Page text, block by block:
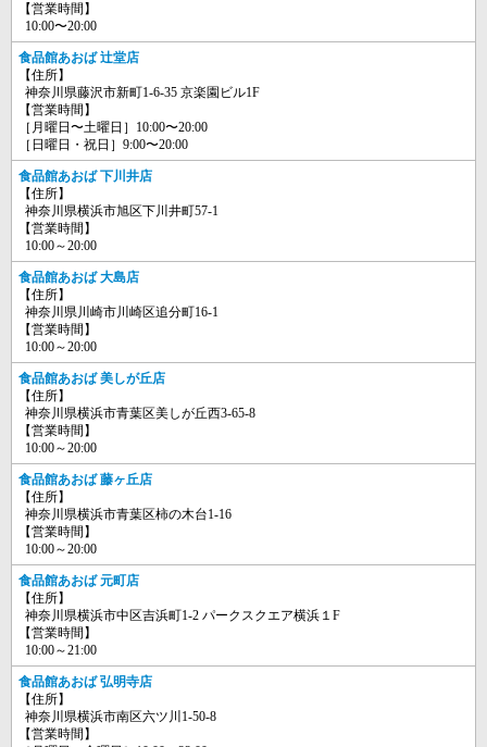
【営業時間】
10:00〜20:00
食品館あおば 辻堂店
【住所】
神奈川県藤沢市新町1-6-35 京楽園ビル1F
【営業時間】
［月曜日〜土曜日］10:00〜20:00
［日曜日・祝日］9:00〜20:00
食品館あおば 下川井店
【住所】
神奈川県横浜市旭区下川井町57-1
【営業時間】
10:00～20:00
食品館あおば 大島店
【住所】
神奈川県川崎市川崎区追分町16-1
【営業時間】
10:00～20:00
食品館あおば 美しが丘店
【住所】
神奈川県横浜市青葉区美しが丘西3-65-8
【営業時間】
10:00～20:00
食品館あおば 藤ヶ丘店
【住所】
神奈川県横浜市青葉区柿の木台1-16
【営業時間】
10:00～20:00
食品館あおば 元町店
【住所】
神奈川県横浜市中区吉浜町1-2 パークスクエア横浜１F
【営業時間】
10:00～21:00
食品館あおば 弘明寺店
【住所】
神奈川県横浜市南区六ツ川1-50-8
【営業時間】